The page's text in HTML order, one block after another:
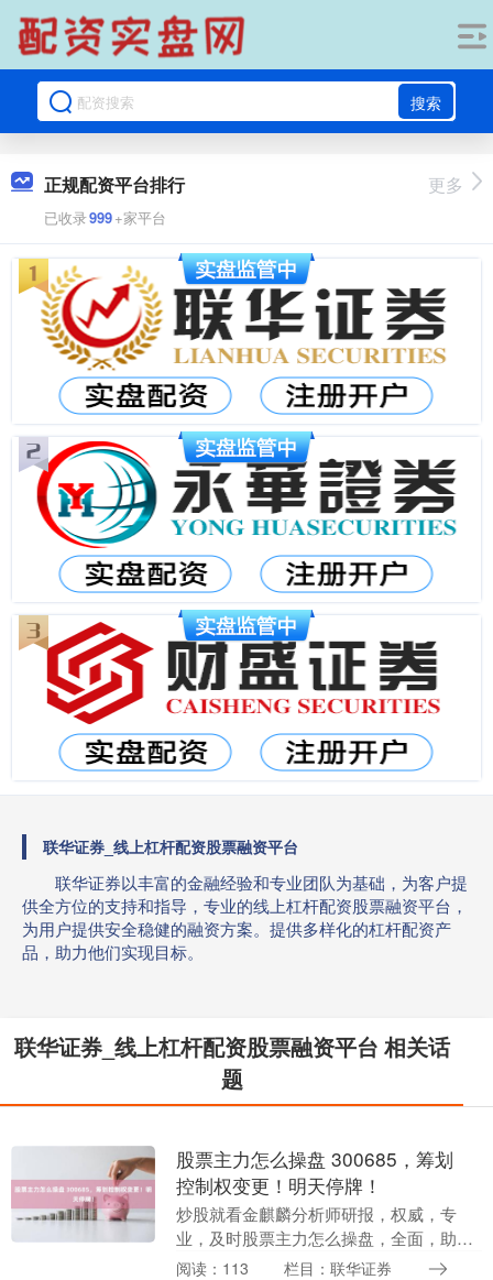
搜索
正规配资平台排行
已收录999+家平台
更多
联华证券_线上杠杆配资股票融资平台
联华证券以丰富的金融经验和专业团队为基础，为客户提
供全方位的支持和指导，专业的线上杠杆配资股票融资平台，
为用户提供安全稳健的融资方案。提供多样化的杠杆配资产
品，助力他们实现目标。
联华证券_线上杠杆配资股票融资平台 相关话
题
股票主力怎么操盘 300685，筹划
控制权变更！明天停牌！
炒股就看金麒麟分析师研报，权威，专
业，及时股票主力怎么操盘，全面，助您
挖掘潜力主题机会！ 5月31日晚间，艾德
阅读：113 栏目：联华证券